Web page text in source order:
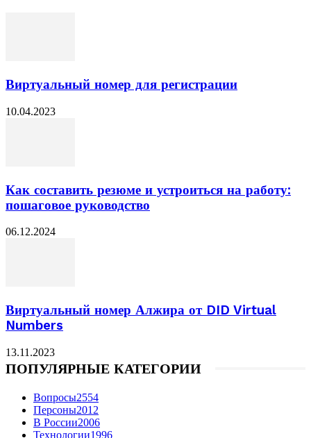
Виртуальный номер для регистрации
10.04.2023
Как составить резюме и устроиться на работу:
пошаговое руководство
06.12.2024
Виртуальный номер Алжира от DID Virtual
Numbers
13.11.2023
ПОПУЛЯРНЫЕ КАТЕГОРИИ
Вопросы2554
Персоны2012
В России2006
Технологии1996